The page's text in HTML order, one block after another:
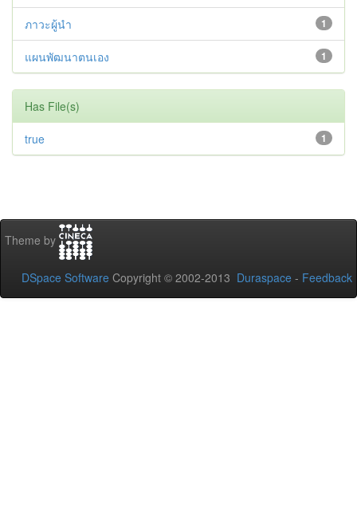
1
ภาวะผู้นำ
1
แผนพัฒนาตนเอง
Has File(s)
1
true
Theme by
DSpace Software Copyright © 2002-2013 Duraspace - Feedback